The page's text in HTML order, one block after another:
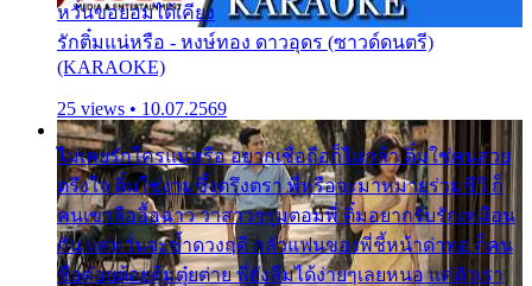
หวั่นขอยอมได้เคียง
รักติ๋มแน่หรือ - หงษ์ทอง ดาวอุดร (ซาวด์ดนตรี)
(KARAOKE)
25 views • 10.07.2569
ไม่เคยรักใครแน่หรือ อยากเชื่อถือก็ไม่กล้า ติ๋มใช่คนสวย
ตรึงใจ ติ๋มใช่งามซึ้งตรึงตรา พี่หรือจะมาหมายร่วมชีวี ก็
คนเขาลืออื้อฉาว ว่าสาวๆรุมตอมพี่ ติ๋มอยากรับรักเหมือน
กัน แต่หวั่นจะช้ำดวงฤดี กลัวแฟนของพี่ชี้หน้าด่าทอ ก็คน
ชื่อต๋อยต้อยตุ้มตุ๋ยต่าย พี่ยังลืมได้ง่ายๆเลยหนอ แค่ตัวเรา